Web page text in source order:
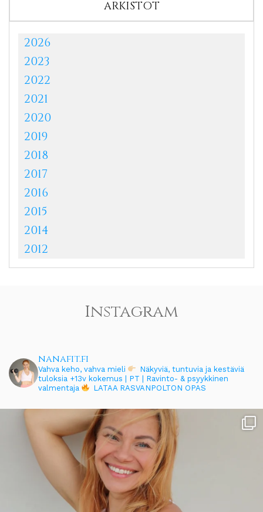
ARKISTOT
2026
2023
2022
2021
2020
2019
2018
2017
2016
2015
2014
2012
Instagram
nanafit.fi
Vahva keho, vahva mieli
Näkyviä, tuntuvia ja kestäviä
tuloksia +13v kokemus | PT | Ravinto- & psyykkinen
valmentaja
LATAA RASVANPOLTON OPAS